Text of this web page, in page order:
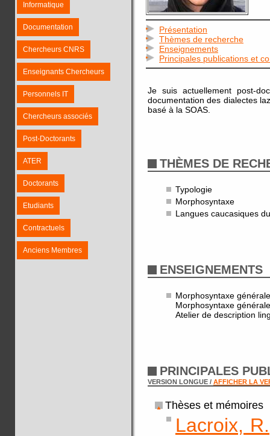
Informatique
Documentation
Chercheurs CNRS
Enseignants Chercheurs
Personnels IT
Chercheurs associés
Post-Doctorants
ATER
Doctorants
Etudiants
Contractuels
Anciens Membres
Présentation
Thèmes de recherche
Enseignements
Principales publications et
Je suis actuellement post-
documentation des dialectes
basé à la SOAS.
THÈMES DE
Typologie
Morphosyntaxe
Langues caucasiques
ENSEIGNEMENTS
Morphosyntaxe
Morphosyntaxe
Atelier de description
PRINCIPALES
VERSION LONGUE / AFFICHER LA
Thèses et mémoires
Lacroix, R.